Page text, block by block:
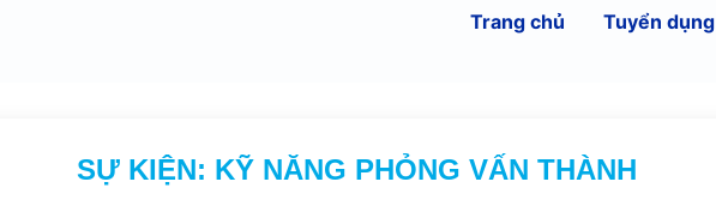
Trang chủ Tuyển dụng
NĂNG PHỎNG VẤN THÀNH